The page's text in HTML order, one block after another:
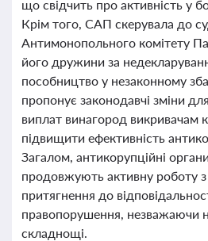
що свідчить про активність у
Крім того, САП скерувала до
Антимонопольного комітету
його дружини за
пособництво у незаконному
пропонує законодавчі зміни
виплат винагород викривачам
підвищити ефективність
Загалом, антикорупційні
продовжують активну роботу з
притягнення до
правопорушення, незважаючи
складнощі.